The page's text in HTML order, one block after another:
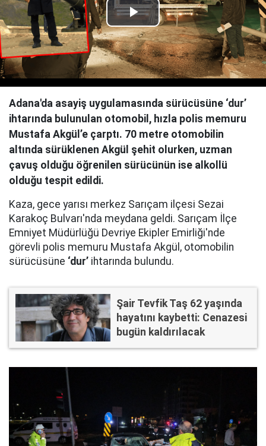
Play
Video
Adana'da asayiş uygulamasında sürücüsüne ‘dur’
ihtarında bulunulan otomobil, hızla polis memuru
Mustafa Akgül’e çarptı. 70 metre otomobilin
altında sürüklenen Akgül şehit olurken, uzman
çavuş olduğu öğrenilen sürücünün ise alkollü
olduğu tespit edildi.
Kaza, gece yarısı merkez Sarıçam ilçesi Sezai
Karakoç Bulvarı'nda meydana geldi. Sarıçam İlçe
Emniyet Müdürlüğü Devriye Ekipler Emirliği'nde
görevli polis memuru Mustafa Akgül, otomobilin
sürücüsüne ‘dur’ ihtarında bulundu.
Şair Tevfik Taş 62 yaşında
hayatını kaybetti: Cenazesi
bugün kaldırılacak